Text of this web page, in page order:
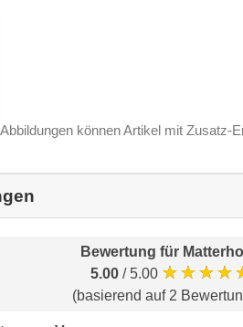
können Artikel mit Zusatz-
Bewertung für
5.00 / 5.00
(basierend auf 2